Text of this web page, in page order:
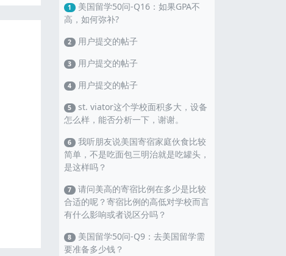
1 美国留学50问-Q16：如果GPA不
高，如何弥补?
2 用户提交的帖子
3 用户提交的帖子
4 用户提交的帖子
5 st. viator这个学校面积多大，设备
怎么样，能否分析一下，谢谢。
6 我听朋友说美国寄宿家庭伙食比较
简单，不是吃面包三明治就是吃罐头，
是这样吗？
7 请问美高的寄宿比例在多少是比较
合适的呢？寄宿比例的高低对学校而言
有什么影响或者说区分吗？
8 美国留学50问-Q9：去美国留学需
要准备多少钱？